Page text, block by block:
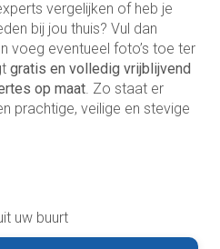
vergelijken of heb je
bij jou thuis? Vul dan
voeg eventueel foto’s toe ter
gratis en volledig vrijblijvend
op maat . Zo staat er
prachtige, veilige en stevige
uw buurt